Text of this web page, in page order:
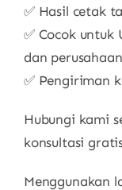
✅ Hasil cetak
✅ Cocok
dan perusahaan
✅ Pengiriman
Hubungi kami
konsultasi
Menggunakan